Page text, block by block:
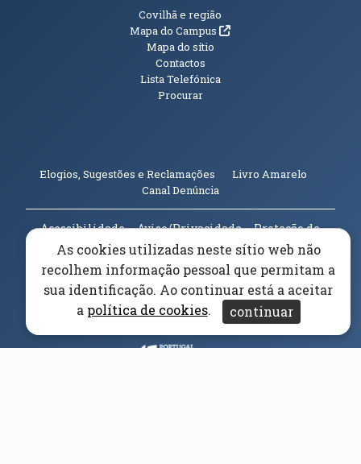
Informações Adicionais
Covilhã e região
Mapa do Campus(abre em nova janela)
Mapa do sítio
Contactos
Lista Telefónica
Procurar
Elogios, Sugestões e Reclamações Livro Amarelo
Canal Denúncia(abre em nova janela)
Acessibilidade Aviso/Privacidade
Proteção de
Dados
Universidade da Beira Interior © 2026
Parceiros e Financiadores(abre em nova janela)
(abre em nova janela)
As cookies utilizadas neste sítio web não
recolhem informação pessoal que permitam a
sua identificação. Ao continuar está a aceitar
a política de cookies. continuar